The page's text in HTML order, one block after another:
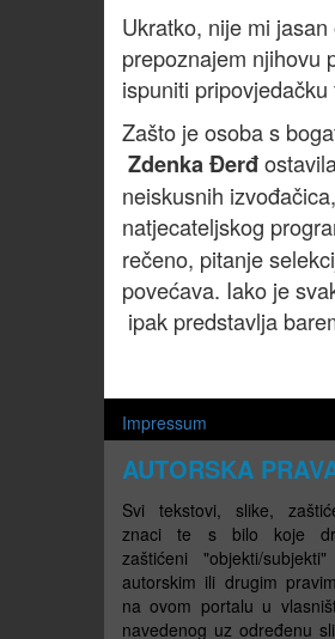
Ukratko, nije mi
prepoznajem njihovu
ispuniti
Zašto je osoba s
Zdenka Đerđ
neiskusnih
natjecateljskog
rečeno, pitanje
povećava. Iako je
ipak predstavlja
Impressum
AUTORSKA
Svi tekstovi, slike,
znaci te s bilo koje
zaštićeni "objekti/
autorskim ili drugim
na ovom portalu u
navedenog uz određenu